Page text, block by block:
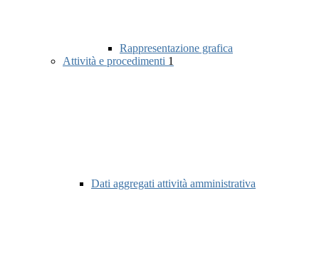
Rappresentazione grafica
Attività e procedimenti 1
Dati aggregati attività amministrativa